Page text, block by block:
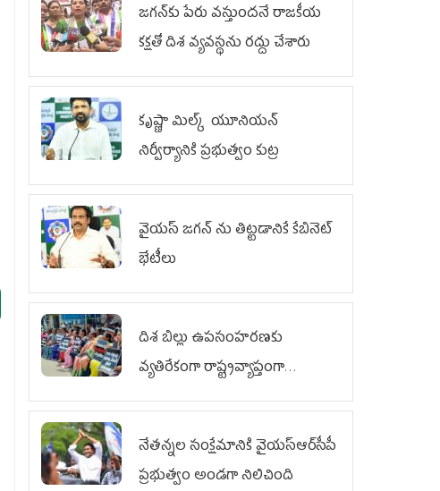
జగన్‌కు పేరు వస్తుందనే రాజకీయ
కక్షతో దిశ వ్య‌వ‌స్థ‌ను రద్దు చేశారు
కృష్ణా మిల్క్‌ యూనియన్‌
నిర్వీర్యానికి ప్రభుత్వం కుట్ర
వైయ‌స్ జగన్‌ ను తిట్టడానికే కేబినెట్‌
భేటీలు
దిశ బిల్లు ఉపసంహరణకు
వ్యతిరేకంగా రాష్ట్రవ్యాప్తంగా
వైయ‌స్ఆర్‌సీపీ మహిళా విభాగం
నేతన్నల సంక్షేమానికి వైయ‌స్ఆర్‌సీపీ
ప్రభుత్వం అండగా నిలిచింది